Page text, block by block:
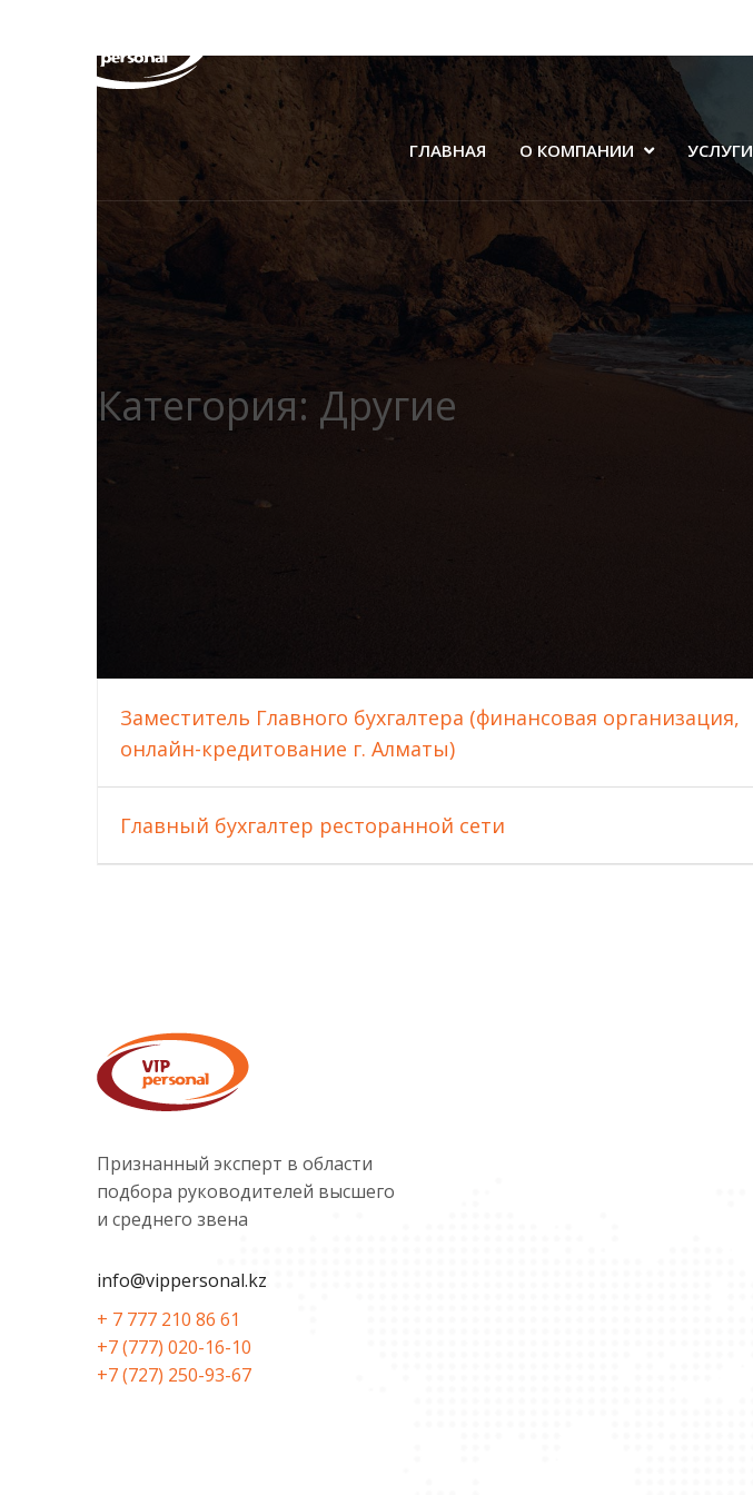
ГЛАВНАЯ О КОМПАНИИ УСЛУГИ
Категория: Другие
Заместитель Главного бухгалтера (финансовая организация,
онлайн-кредитование г. Алматы)
Главный бухгалтер ресторанной сети
Признанный эксперт в области
подбора руководителей высшего
и среднего звена
info@vippersonal.kz
+ 7 777 210 86 61
+7 (777) 020-16-10
+7 (727) 250-93-67